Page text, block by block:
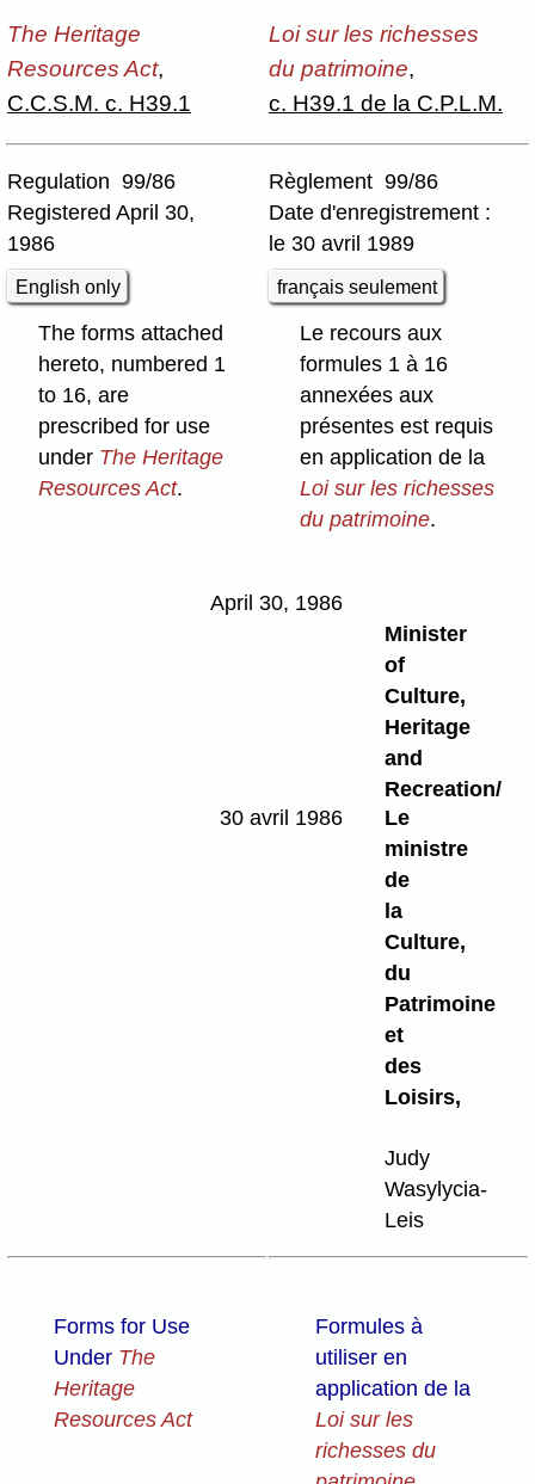
The Heritage
Resources Act,
C.C.S.M. c. H39.1
Loi sur les richesses
du patrimoine,
c. H39.1 de la C.P.L.M.
Regulation 99/86
Registered April 30,
1986
English only
Règlement 99/86
Date d'enregistrement :
le 30 avril 1989
français seulement
The forms attached
hereto, numbered 1
to 16, are
prescribed for use
under The Heritage
Resources Act.
Le recours aux
formules 1 à 16
annexées aux
présentes est requis
en application de la
Loi sur les richesses
du patrimoine.
April 30, 1986
Minister
of
Culture,
Heritage
and
Recreation/
30 avril 1986
Le
ministre
de
la
Culture,
du
Patrimoine
et
des
Loisirs,
Judy
Wasylycia-
Leis
Forms for Use
Under The
Heritage
Resources Act
Formules à
utiliser en
application de la
Loi sur les
richesses du